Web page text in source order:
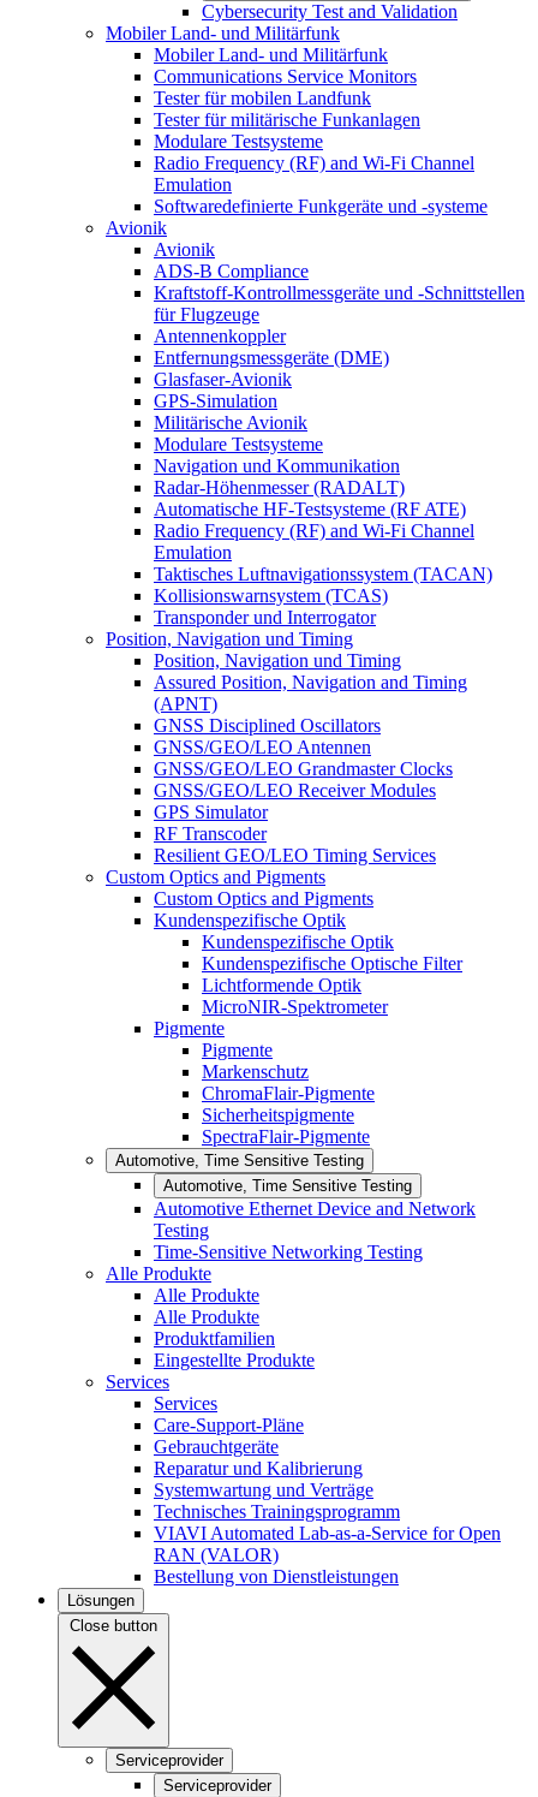
Cybersecurity Test and Validation
Mobiler Land- und Militärfunk
Mobiler Land- und Militärfunk
Communications Service Monitors
Tester für mobilen Landfunk
Tester für militärische Funkanlagen
Modulare Testsysteme
Radio Frequency (RF) and Wi-Fi Channel
Emulation
Softwaredefinierte Funkgeräte und -systeme
Avionik
Avionik
ADS-B Compliance
Kraftstoff-Kontrollmessgeräte und -Schnittstellen
für Flugzeuge
Antennenkoppler
Entfernungsmessgeräte (DME)
Glasfaser-Avionik
GPS-Simulation
Militärische Avionik
Modulare Testsysteme
Navigation und Kommunikation
Radar-Höhenmesser (RADALT)
Automatische HF-Testsysteme (RF ATE)
Radio Frequency (RF) and Wi-Fi Channel
Emulation
Taktisches Luftnavigationssystem (TACAN)
Kollisionswarnsystem (TCAS)
Transponder und Interrogator
Position, Navigation und Timing
Position, Navigation und Timing
Assured Position, Navigation and Timing
(APNT)
GNSS Disciplined Oscillators
GNSS/GEO/LEO Antennen
GNSS/GEO/LEO Grandmaster Clocks
GNSS/GEO/LEO Receiver Modules
GPS Simulator
RF Transcoder
Resilient GEO/LEO Timing Services
Custom Optics and Pigments
Custom Optics and Pigments
Kundenspezifische Optik
Kundenspezifische Optik
Kundenspezifische Optische Filter
Lichtformende Optik
MicroNIR-Spektrometer
Pigmente
Pigmente
Markenschutz
ChromaFlair-Pigmente
Sicherheitspigmente
SpectraFlair-Pigmente
Automotive, Time Sensitive Testing
Automotive, Time Sensitive Testing
Automotive Ethernet Device and Network
Testing
Time-Sensitive Networking Testing
Alle Produkte
Alle Produkte
Alle Produkte
Produktfamilien
Eingestellte Produkte
Services
Services
Care-Support-Pläne
Gebrauchtgeräte
Reparatur und Kalibrierung
Systemwartung und Verträge
Technisches Trainingsprogramm
VIAVI Automated Lab-as-a-Service for Open
RAN (VALOR)
Bestellung von Dienstleistungen
Lösungen
Close button
Serviceprovider
Serviceprovider